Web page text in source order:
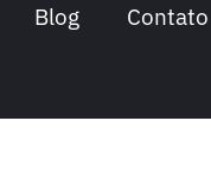
Blog Contato